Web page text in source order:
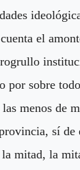
el
por sobre
menos de
sí
la mitad, la